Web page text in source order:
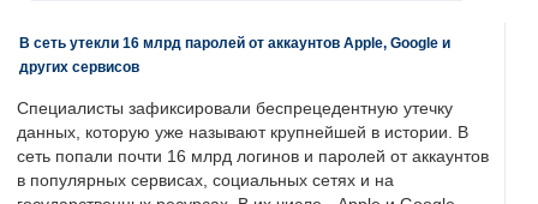
В сеть утекли 16 млрд паролей от аккаунтов Apple, Google и
других сервисов
Специалисты зафиксировали беспрецедентную утечку
данных, которую уже называют крупнейшей в истории. В
сеть попали почти 16 млрд логинов и паролей от аккаунтов
в популярных сервисах, социальных сетях и на